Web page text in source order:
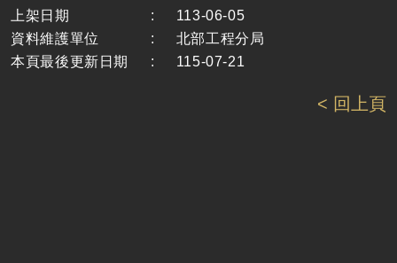
上架日期 :
113-06-05
資料維護單位
:
北部工程分局
本頁最後更新日期
: 115-07-21
< 回上頁